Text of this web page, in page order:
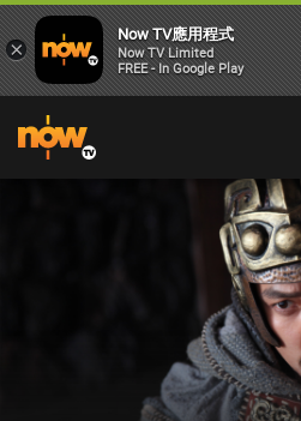
×
Now TV應用程式
Now TV Limited
FREE - In Google Play